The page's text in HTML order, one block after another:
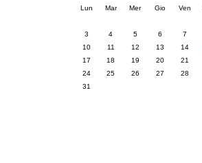
Lun Mar Mer Gio Ven
3
4 5 6 7
10
11 12 13 14
17
18 19 20 21
24
25 26 27 28
31